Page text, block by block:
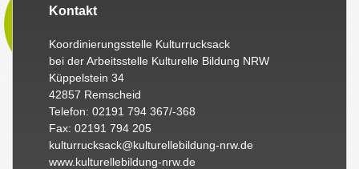
Kontakt
Koordinierungsstelle Kulturrucksack
bei der Arbeitsstelle Kulturelle Bildung NRW
Küppelstein 34
42857 Remscheid
Telefon: 02191 794 367/-368
Fax: 02191 794 205
kulturrucksack@kulturellebildung-nrw.de
www.kulturellebildung-nrw.de